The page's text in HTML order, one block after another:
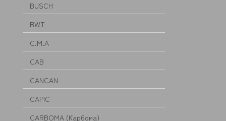
BUSCH
BWT
C.M.A
CAB
CANCAN
CAPIC
CARBOMA (Карбома)